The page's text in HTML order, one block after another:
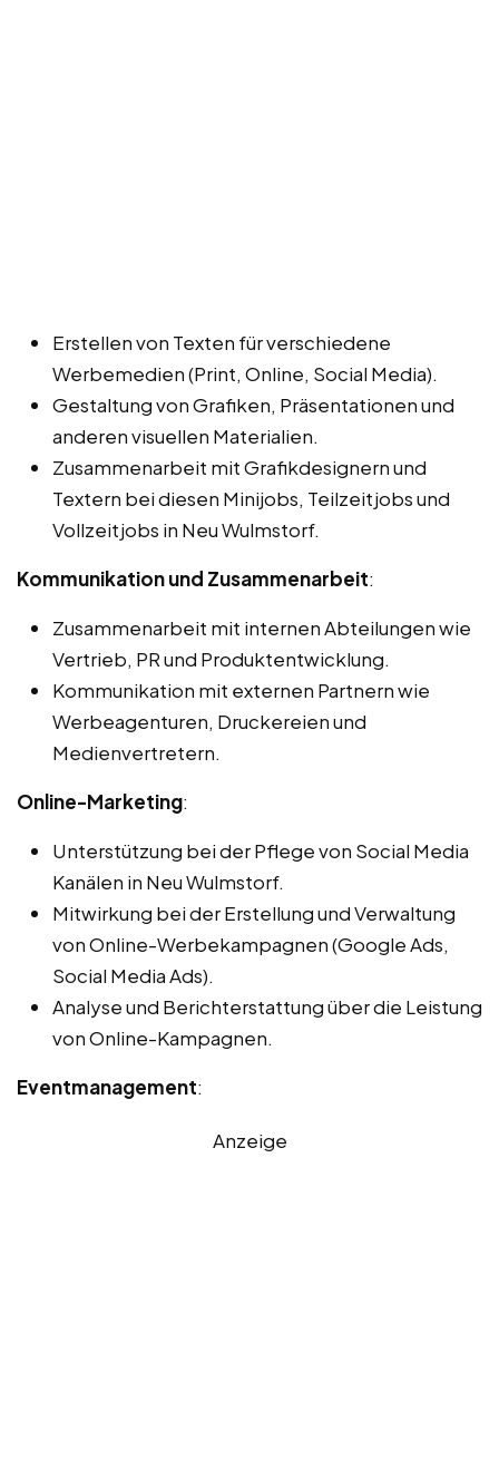
Erstellen von Texten für verschiedene
Werbemedien (Print, Online, Social Media).
Gestaltung von Grafiken, Präsentationen und
anderen visuellen Materialien.
Zusammenarbeit mit Grafikdesignern und
Textern bei diesen Minijobs, Teilzeitjobs und
Vollzeitjobs in Neu Wulmstorf.
Kommunikation und Zusammenarbeit:
Zusammenarbeit mit internen Abteilungen wie
Vertrieb, PR und Produktentwicklung.
Kommunikation mit externen Partnern wie
Werbeagenturen, Druckereien und
Medienvertretern.
Online-Marketing:
Unterstützung bei der Pflege von Social Media
Kanälen in Neu Wulmstorf.
Mitwirkung bei der Erstellung und Verwaltung
von Online-Werbekampagnen (Google Ads,
Social Media Ads).
Analyse und Berichterstattung über die Leistung
von Online-Kampagnen.
Eventmanagement:
Anzeige